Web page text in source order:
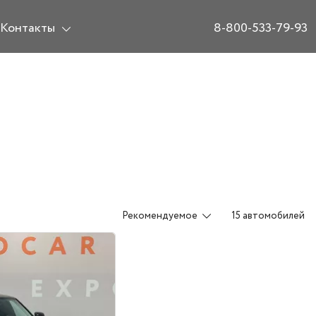
Контакты 8-800-533-79-93
Рекомендуемое 15 автомобилей